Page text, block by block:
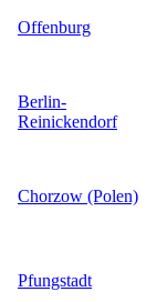
Offenburg
Berlin-
Reinickendorf
Chorzow (Polen)
Pfungstadt